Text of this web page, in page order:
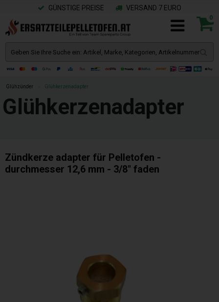
GÜNSTIGE PREISE VERSAND 7 EURO
0
Glühzünder Glühkerzenadapter
Glühkerzenadapter
Zündkerze adapter für Pelletofen -
durchmesser 12,6 mm - 3/8" faden